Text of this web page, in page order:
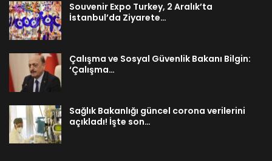
Souvenir Expo Turkey, 2 Aralık’ta
İstanbul’da Ziyarete…
Çalışma ve Sosyal Güvenlik Bakanı Bilgin:
‘Çalışma…
Sağlık Bakanlığı güncel corona verilerini
açıkladı! İşte son…